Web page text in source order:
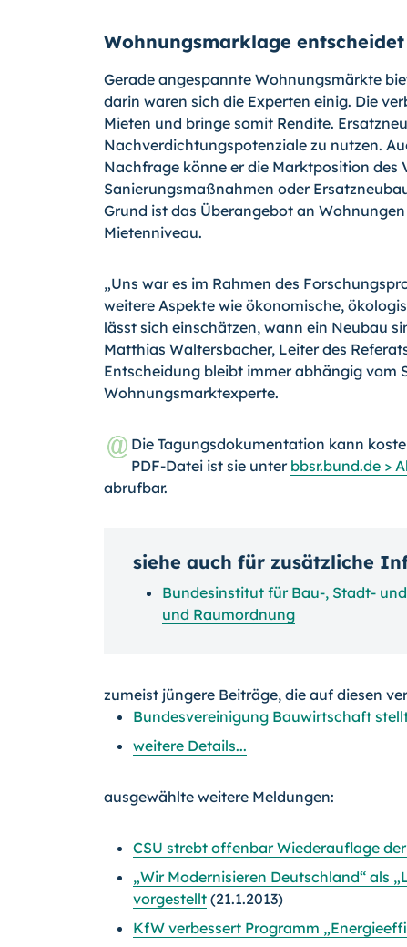
Wohnungsmarklage
Gerade angespannte Wohnungsmärkte
darin waren sich die Experten einig. Die
Mieten und bringe somit Rendite.
Nachverdichtungspotenziale zu nutzen.
Nachfrage könne er die Marktposition des
Sanierungsmaßnahmen oder
Grund ist das Überangebot an
Mietenniveau.
„Uns war es im Rahmen des
weitere Aspekte wie ökonomische,
lässt sich einschätzen, wann ein Neubau
Matthias Waltersbacher, Leiter des
Entscheidung bleibt immer abhängig vom
Wohnungsmarktexperte.
Die Tagungsdokumentation kann
PDF-Datei ist sie unter bbsr.bund.de >
abrufbar.
siehe auch für zusätzliche
Bundesinstitut für Bau-, Stadt-
und Raumordnung
zumeist jüngere Beiträge, die auf diesen
Bundesvereinigung Bauwirtschaft
weitere Details...
ausgewählte weitere Meldungen:
CSU strebt offenbar Wiederauflage
„Wir Modernisieren Deutschland“ als
vorgestellt (21.1.2013)
KfW verbessert Programm